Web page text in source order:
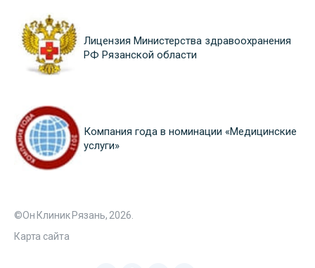
Лицензия Министерства здравоохранения
РФ Рязанской области
Компания года в номинации «Медицинские
услуги»
©Он Клиник Рязань, 2026.
Карта сайта